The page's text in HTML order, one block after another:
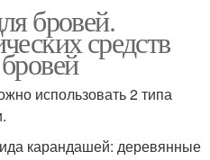
бровей.
средств
использовать 2 типа
карандашей: деревянные